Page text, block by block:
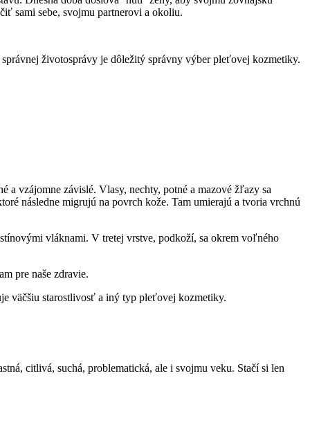
sami sebe, svojmu partnerovi a okoliu.
životosprávy je dôležitý správny výber pleťovej kozmetiky.
a vzájomne závislé. Vlasy, nechty, potné a mazové žľazy sa
následne migrujú na povrch kože. Tam umierajú a tvoria vrchnú
vláknami. V tretej vrstve, podkoží, sa okrem voľného
pre naše zdravie.
väčšiu starostlivosť a iný typ pleťovej kozmetiky.
citlivá, suchá, problematická, ale i svojmu veku. Stačí si len